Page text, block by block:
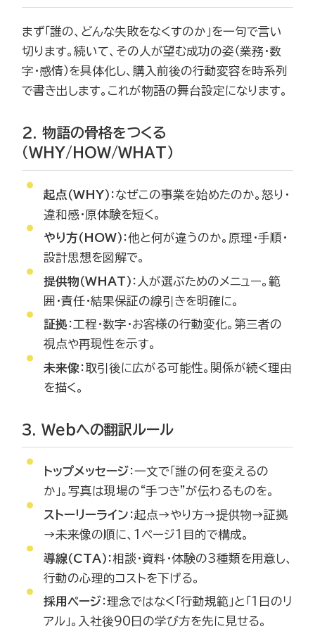
まず「誰の、どんな失敗をなくすのか」を一句で言い
切ります。続いて、その人が望む成功の姿（業務・数
字・感情）を具体化し、購入前後の行動変容を時系列
で書き出します。これが物語の舞台設定になります。
2. 物語の骨格をつくる
（WHY/HOW/WHAT）
起点（WHY） ：なぜこの事業を始めたのか。怒り・
違和感・原体験を短く。
やり方（HOW） ：他と何が違うのか。原理・手順・
設計思想を図解で。
提供物（WHAT） ：人が選ぶためのメニュー。範
囲・責任・結果保証の線引きを明確に。
証拠 ：工程・数字・お客様の行動変化。第三者の
視点や再現性を示す。
未来像 ：取引後に広がる可能性。関係が続く理由
を描く。
3. Webへの翻訳ルール
トップメッセージ：一文で「誰の何を変えるの
か」。写真は現場の“手つき”が伝わるものを。
ストーリーライン ：起点→やり方→提供物→証拠
→未来像の順に、1ページ1目的で構成。
導線（CTA） ：相談・資料・体験の3種類を用意し、
行動の心理的コストを下げる。
採用ページ：理念ではなく「行動規範」と「1日のリ
アル」。入社後90日の学び方を先に見せる。